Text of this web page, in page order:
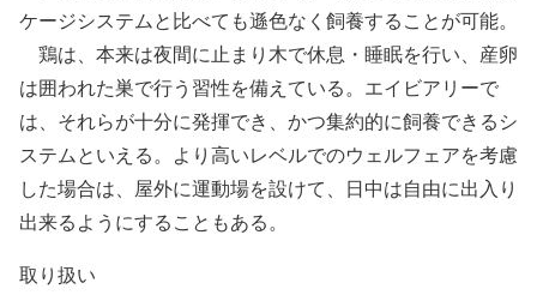
ケージシステムと比べても遜色なく飼養することが可能。
鶏は、本来は夜間に止まり木で休息・睡眠を行い、産卵
は囲われた巣で行う習性を備えている。エイビアリーで
は、それらが十分に発揮でき、かつ集約的に飼養できるシ
ステムといえる。より高いレベルでのウェルフェアを考慮
した場合は、屋外に運動場を設けて、日中は自由に出入り
出来るようにすることもある。
取り扱い